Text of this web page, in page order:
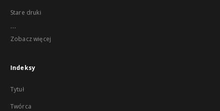
Stare druki
...
Zobacz więcej
Indeksy
Tytuł
Twórca